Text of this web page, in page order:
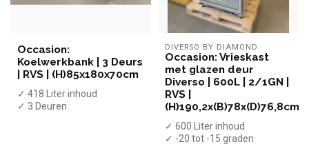
Occasion:
Koelwerkbank | 3 Deurs
| RVS | (H)85x180x70cm
✓ 418 Liter inhoud
✓ 3 Deuren
DIVERSO BY DIAMOND
Occasion: Vrieskast
met glazen deur
Diverso | 600L | 2/1GN |
RVS |
(H)190,2x(B)78x(D)76,8cm
✓ 600 Liter inhoud
✓ -20 tot -15 graden